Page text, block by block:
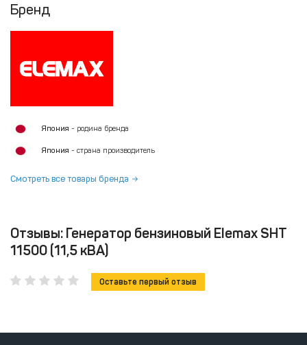
Бренд
Япония - родина бренда
Япония - страна производитель
Смотреть все товары бренда
Отзывы: Генератор бензиновый Elemax SHT
11500 (11,5 кВА)
Оставьте первый отзыв